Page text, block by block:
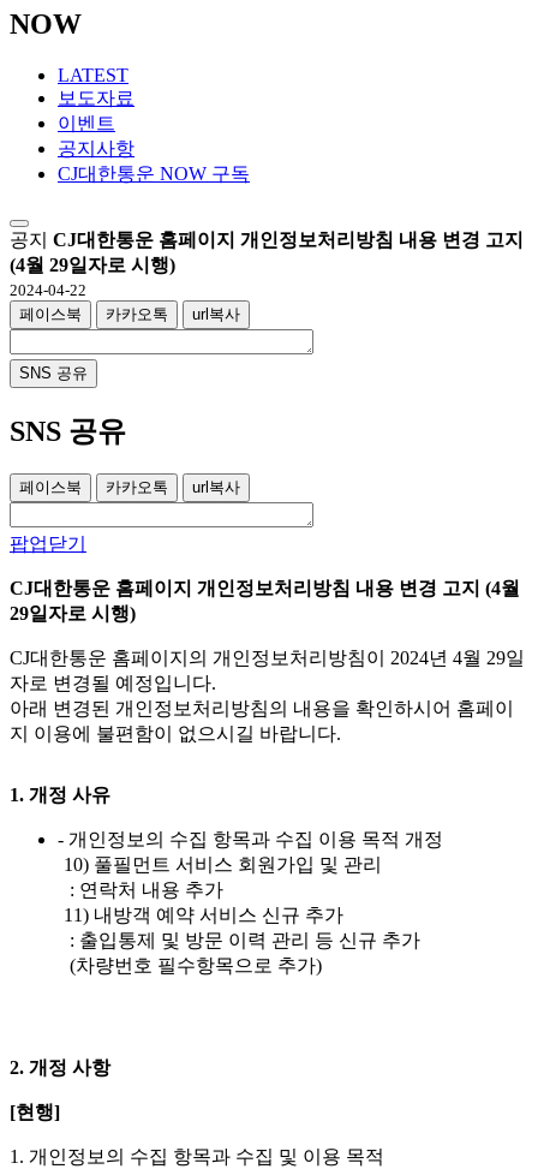
NOW
LATEST
보도자료
이벤트
공지사항
CJ대한통운 NOW 구독
공지 CJ대한통운 홈페이지 개인정보처리방침 내용 변경 고지
(4월 29일자로 시행)
2024-04-22
페이스북
카카오톡 url복사
SNS 공유
SNS 공유
페이스북 카카오톡 url복사
팝업닫기
CJ대한통운 홈페이지 개인정보처리방침 내용 변경 고지 (4월
29일자로 시행)
CJ대한통운 홈페이지의 개인정보처리방침이 2024년 4월 29일
자로 변경될 예정입니다.
아래 변경된 개인정보처리방침의 내용을 확인하시어 홈페이
지 이용에 불편함이 없으시길 바랍니다.
1. 개정 사유
- 개인정보의 수집 항목과 수집 이용 목적 개정
10) 풀필먼트 서비스 회원가입 및 관리
: 연락처 내용 추가
11) 내방객 예약 서비스 신규 추가
: 출입통제 및 방문 이력 관리 등 신규 추가
(차량번호 필수항목으로 추가)
2. 개정 사항
[현행]
1. 개인정보의 수집 항목과 수집 및 이용 목적